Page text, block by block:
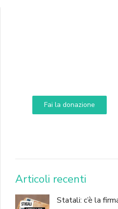
Fai la donazione
DONA
Articoli recenti
Statali: c’è la